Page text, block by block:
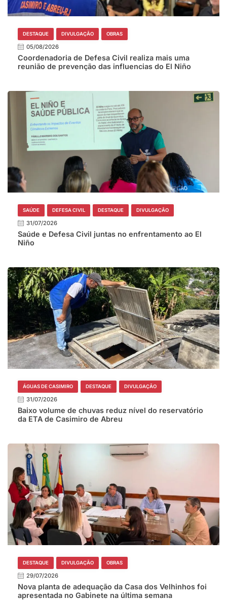
DESTAQUE DIVULGAÇÃO OBRAS
05/08/2026
Coordenadoria de Defesa Civil realiza mais uma
reunião de prevenção das influencias do El Niño
SAÚDE DEFESA CIVIL DESTAQUE DIVULGAÇÃO
31/07/2026
Saúde e Defesa Civil juntas no enfrentamento ao El
Niño
ÁGUAS DE CASIMIRO DESTAQUE DIVULGAÇÃO
31/07/2026
Baixo volume de chuvas reduz nível do reservatório
da ETA de Casimiro de Abreu
DESTAQUE DIVULGAÇÃO OBRAS
29/07/2026
Nova planta de adequação da Casa dos Velhinhos foi
apresentada no Gabinete na última semana